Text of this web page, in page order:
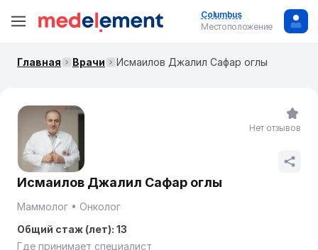
Columbus
Местоположение
Главная Врачи Исмаилов Джалил Сафар оглы
Исмаилов Джалил Сафар оглы
Маммолог
Онколог
Общий стаж (лет): 13
Где принимает специалист
Нет отзывов